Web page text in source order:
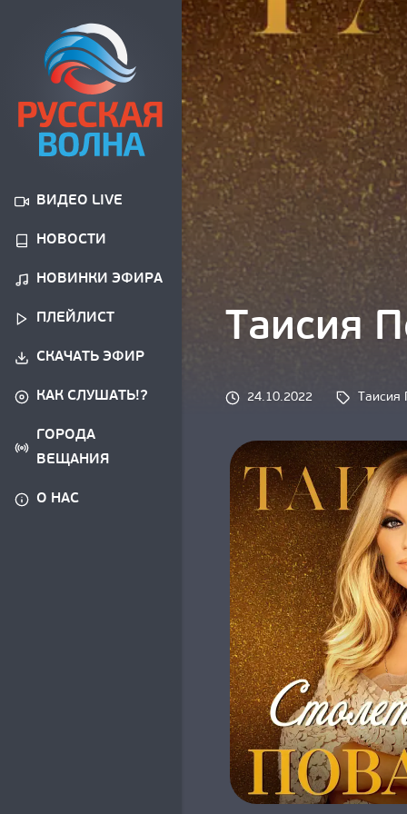
ВИДЕО LIVE
НОВОСТИ
НОВИНКИ ЭФИРА
ПЛЕЙЛИСТ
СКАЧАТЬ ЭФИР
КАК СЛУШАТЬ!?
ГОРОДА
ВЕЩАНИЯ
О НАС
Таисия
24.10.2022 Tags:
Таисия